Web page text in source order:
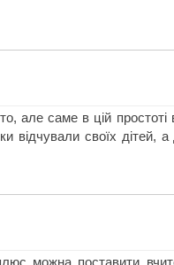
але саме в цій простоті
своїх дітей, а
можна поставити